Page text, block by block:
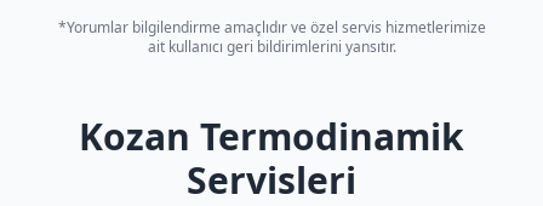
*Yorumlar bilgilendirme amaçlıdır ve özel servis hizmetlerimize
ait kullanıcı geri bildirimlerini yansıtır.
Kozan Termodinamik
Servisleri